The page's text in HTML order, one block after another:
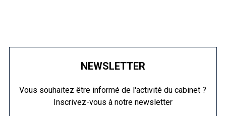
NEWSLETTER
Vous souhaitez être informé de l'activité du cabinet ?
Inscrivez-vous à notre newsletter